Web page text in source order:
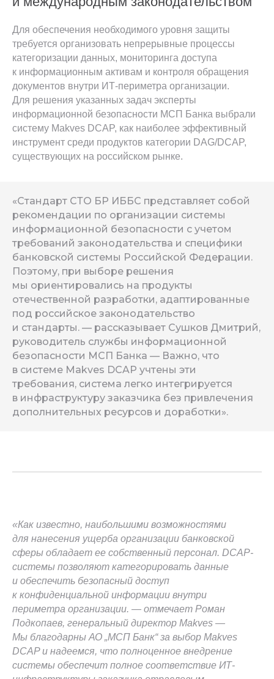
Для обеспечения необходимого уровня защиты
требуется организовать непрерывные процессы
категоризации данных, мониторинга доступа
к информационным активам и контроля обращения
документов внутри ИТ-периметра организации.
Для решения указанных задач эксперты
информационной безопасности МСП Банка выбрали
систему Makves DCAP, как наиболее эффективный
инструмент среди продуктов категории DAG/DCAP,
существующих на российском рынке.
«Стандарт СТО БР ИББС представляет собой
рекомендации по организации системы
информационной безопасности с учетом
требований законодательства и специфики
банковской системы Российской Федерации.
Поэтому, при выборе решения
мы ориентировались на продукты
отечественной разработки, адаптированные
под российское законодательство
и стандарты. — рассказывает Сушков Дмитрий,
руководитель службы информационной
безопасности МСП Банка — Важно, что
в системе Makves DCAP учтены эти
требования, система легко интегрируется
в инфраструктуру заказчика без привлечения
дополнительных ресурсов и доработки».
«Как известно, наибольшими возможностями
для нанесения ущерба организации банковской
сферы обладает ее собственный персонал. DCAP-
системы позволяют категорировать данные
и обеспечить безопасный доступ
к конфиденциальной информации внутри
периметра организации. — отмечает Роман
Подкопаев, генеральный директор Makves —
Мы благодарны АО „МСП Банк“ за выбор Makves
DCAP и надеемся, что полноценное внедрение
системы обеспечит полное соответствие ИТ-